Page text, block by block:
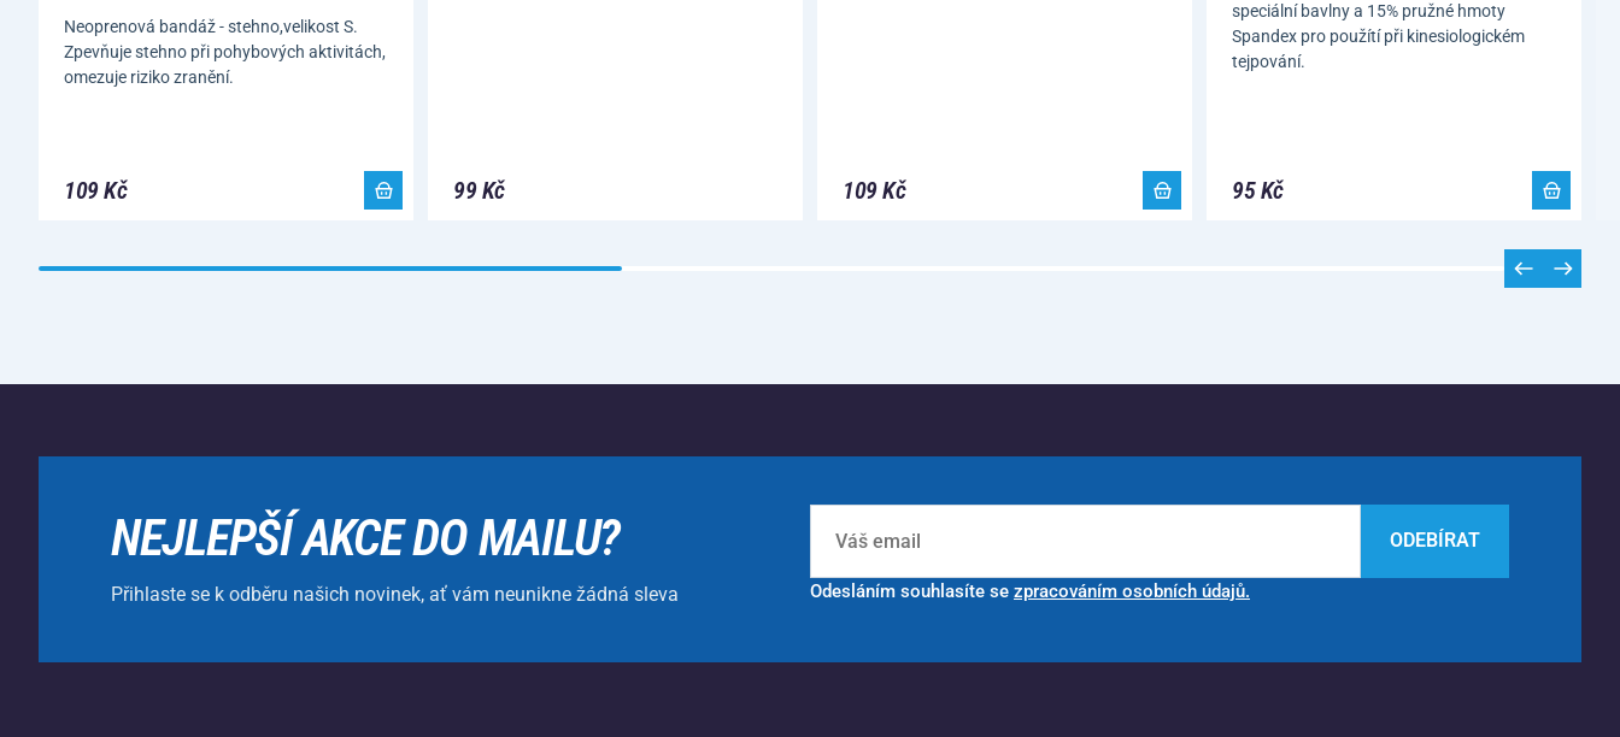
Neoprenová bandáž - stehno,velikost S.
Zpevňuje stehno při pohybových aktivitách,
omezuje riziko zranění.
109 Kč 99 Kč 109 Kč
speciální bavlny a 15% pružné hmoty
Spandex pro použítí při kinesiologickém
tejpování.
95 Kč
NEJLEPŠÍ AKCE DO MAILU?
Přihlaste se k odběru našich novinek, ať vám neunikne žádná sleva
ODEBÍRAT
Odesláním souhlasíte se zpracováním osobních údajů.